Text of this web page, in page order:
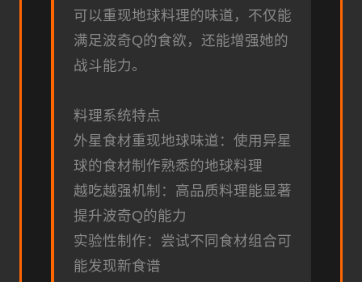
可以重现地球料理的味道，不仅能
满足波奇Q的食欲，还能增强她的
战斗能力。
料理系统特点
外星食材重现地球味道：使用异星
球的食材制作熟悉的地球料理
越吃越强机制：高品质料理能显著
提升波奇Q的能力
实验性制作：尝试不同食材组合可
能发现新食谱